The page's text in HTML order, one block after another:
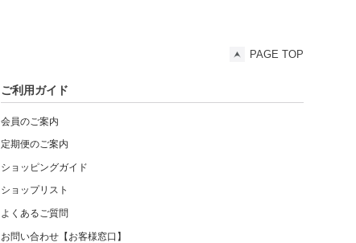
PAGE TOP
ご利用ガイド
会員のご案内
定期便のご案内
ショッピングガイド
ショップリスト
よくあるご質問
お問い合わせ【お客様窓口】